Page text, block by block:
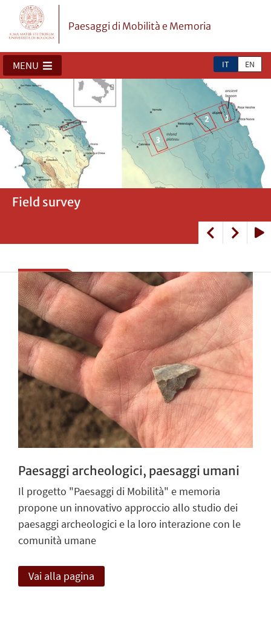
Paesaggi di Mobilità e Memoria
IT EN
MENU
Field survey
sul campo...
Documentazione paperless
Tracce...
Paesaggi archeologici, paesaggi umani
Il progetto "Paesaggi di Mobilità" e memoria
propone un innovativo approccio allo studio dei
paesaggi archeologici e la loro interazione con le
comunità umane
Vai alla pagina